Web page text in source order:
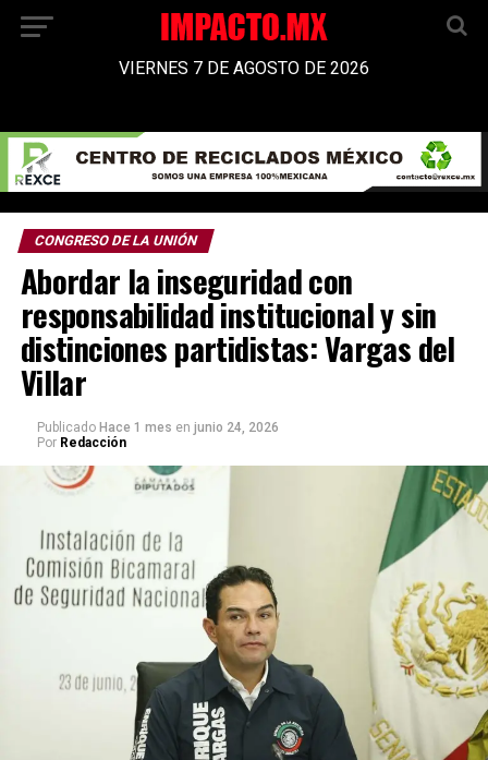
VIERNES 7 DE AGOSTO DE 2026
CONGRESO DE LA UNIÓN
Abordar la inseguridad con
responsabilidad institucional y sin
distinciones partidistas: Vargas del
Villar
Publicado Hace 1 mes en junio 24, 2026
Por Redacción